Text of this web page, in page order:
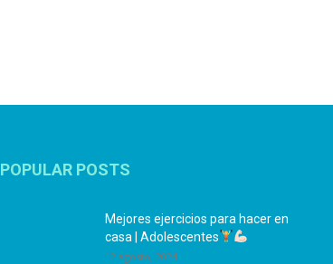
POPULAR POSTS
Mejores ejercicios para hacer en
casa | Adolescentes
12 agosto, 2024